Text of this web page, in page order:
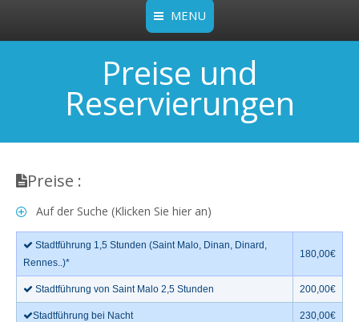
MENU
Preise und
Reservierungen
Preise :
Auf der Suche (Klicken Sie hier an)
Stadtführung 1,5 Stunden (Saint Malo, Dinan, Dinard,
Rennes..)*
180,00€
Stadtführung von Saint Malo 2,5 Stunden 200,00€
Stadtführung bei Nacht 230,00€